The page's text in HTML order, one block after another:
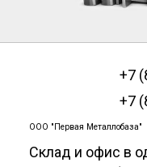
+7
+7
ООО "Первая Металлобаза"
Склад и офис в